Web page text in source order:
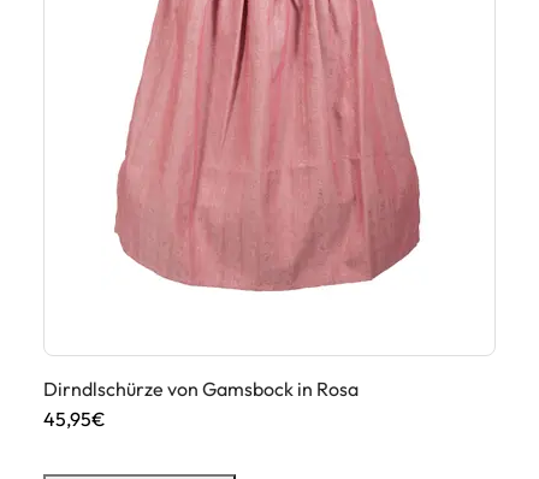
Dirndlschürze von Gamsbock in Rosa
45,95€